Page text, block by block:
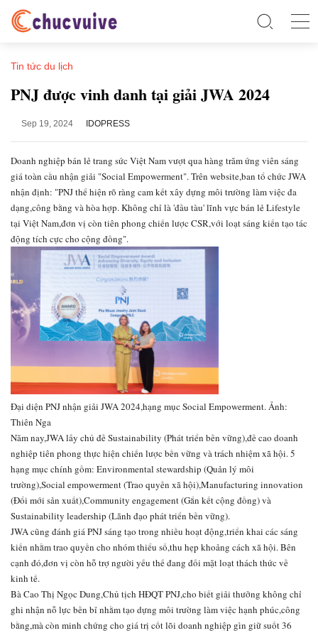
Tin tức du lịch
PNJ được vinh danh tại giải JWA 2024
Sep 19, 2024 IDOPRESS
Doanh nghiệp bán lẻ trang sức Việt Nam vượt qua hàng trăm ứng viên sáng
giá toàn cầu nhận giải "Social Empowerment". Trên website,ban tổ chức JWA
nhận định: "PNJ thể hiện rõ ràng cam kết xây dựng môi trường làm việc đa
dạng,công bằng và hòa hợp. Không chỉ là 'đầu tàu' lĩnh vực bán lẻ Lifestyle
tại Việt Nam,đơn vị còn tiên phong chiến lược CSR,với loạt sáng kiến tạo tác
động tích cực cho cộng đồng".
Đại diện PNJ nhận giải JWA 2024,hạng mục Social Empowerment. Ảnh:
Thiên Nga
Năm nay,JWA lấy chủ đề Sustainability (Phát triển bền vững),đề cao doanh
nghiệp tiên phong thực hiện chiến lược bền vững và trách nhiệm xã hội. 5
hạng mục chính gồm: Environmental stewardship (Quản lý môi
trường),Social empowerment (Trao quyền xã hội),Manufacturing innovation
(Đổi mới sản xuất),Community engagement (Gắn kết cộng đồng) và
Sustainability leadership (Lãnh đạo phát triển bền vững).
JWA cũng đánh giá PNJ sáng tạo trong nhiều hoạt động,triển khai các sáng
kiến nhằm trao quyền cho nhóm thiểu số,thu hẹp khoảng cách xã hội. Bên
cạnh đó,đơn vị còn hỗ trợ người yếu thế đang đối mặt loạt thách thức về
kinh tế.
Bà Cao Thị Ngọc Dung,Chủ tịch HĐQT PNJ,cho biết giải thưởng không chỉ
ghi nhận nỗ lực bền bỉ nhằm tạo dựng môi trường làm việc hạnh phúc,công
bằng,mà còn minh chứng cho giá trị cốt lõi doanh nghiệp gìn giữ suốt 36